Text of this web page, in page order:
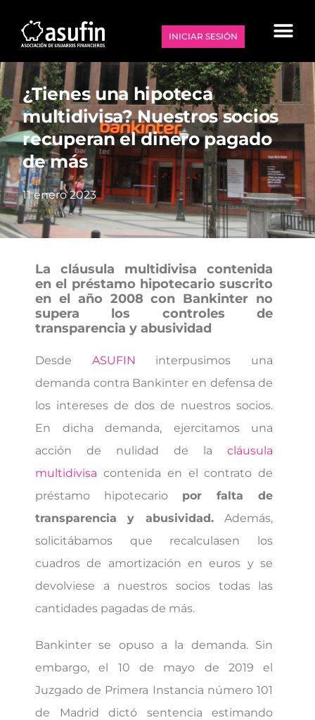
INICIAR SESIÓN
¿Tienes una hipoteca
multidivisa? Nuestros socios
recuperan el dinero pagado
de más
11 enero 2023
La cláusula multidivisa contenida
en el préstamo hipotecario suscrito
en el año 2008 con Bankinter no
supera los controles de
transparencia y abusividad
Desde ASUFIN interpusimos una
demanda contra Bankinter en defensa de
los intereses de dos de nuestros socios.
En dicha demanda, ejercitamos una
acción de nulidad de lacláusula
multidivisa contenida en el contrato de
préstamo hipotecario por falta de
transparencia y abusividad.Además,
solicitábamos que recalculasen los
cuadros de amortización en euros y se
devolviese a nuestros socios todas las
cantidades pagadas de más.
Bankinter se opuso a la demanda. Sin
embargo, el 10 de mayo de 2019 el
Juzgado de Primera Instancia número 101
de Madrid dictó sentencia estimando